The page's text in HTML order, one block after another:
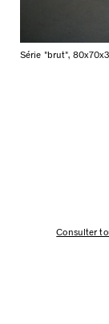
Série "brut",
Consulter